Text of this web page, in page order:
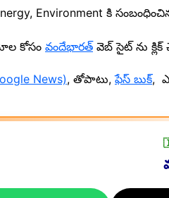
Environment కి
కోసం వందేభారత్ వెబ్ సైట్ ను
News), తోపాటు,ఫేస్ బుక్,